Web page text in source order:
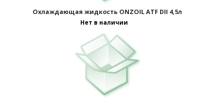
Охлаждающая жидкость ONZOIL ATF DII 4,5л
Нет в наличии